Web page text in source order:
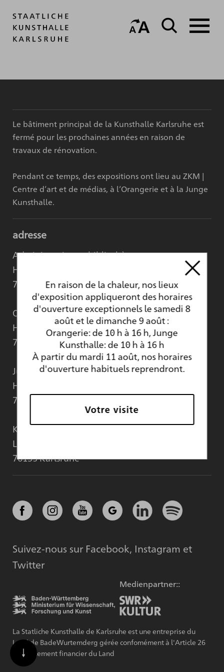
Le bâtiment principal de la Kunsthalle Karlsruhe est
fermé pour les prochaines années en raison de
travaux de rénovation.
Pendant ce temps, des expositions ont lieu au ZKM |
Centre d’art et de médias, à l’Orangerie et à la Junge
Kunsthalle.
adresse
Administration et bibliothèque
Hermann-Veit-Straße 6
76135 Karlsruhe
Orangerie
Hans-Thoma-Straße 6
76133 Karlsruhe
Junge Kunsthalle
Hans-Thoma-Straße 4
76133 Karlsruhe
Kunsthalle Karlsruhe au ZKM
Lorenzstraße 19
76135 Karlsruhe
Suivez-nous sur Facebook, Instagram et
Twitter
Medienpartner::
La Statliche Kunsthalle de Karlsruhe est une entreprise du
Land de BadeWurtemderg gérée confomément à l'Article 26
du Règlement financier du Land
En raison de la chaleur, nos lieux
d'exposition appliqueront des horaires
d'ouverture exceptionnels le samedi 8
août et le dimanche 9 août :
Orangerie: de 10 h à 16 h, Junge
Kunsthalle: de 10 h à 16 h
À partir du mardi 11 août, nos horaires
d'ouverture habituels reprendront.
Votre visite